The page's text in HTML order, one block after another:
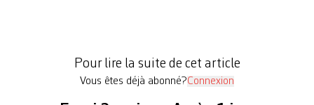
histoire de […]
Pour lire la suite de cet article
Vous êtes déjà abonné?Connexion